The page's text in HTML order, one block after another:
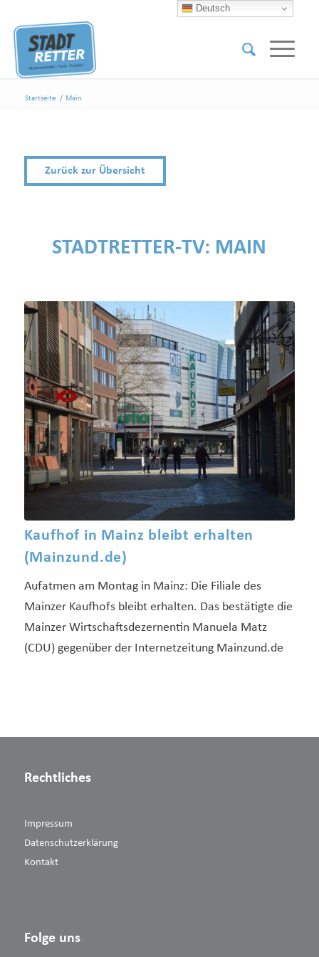
Startseite / Main
Zurück zur Übersicht
STADTRETTER-TV: MAIN
Kaufhof in Mainz bleibt erhalten
(Mainzund.de)
Aufatmen am Montag in Mainz: Die Filiale des
Mainzer Kaufhofs bleibt erhalten. Das bestätigte die
Mainzer Wirtschaftsdezernentin Manuela Matz
(CDU) gegenüber der Internetzeitung Mainzund.de
Rechtliches
Impressum
Datenschutzerklärung
Kontakt
Folge uns
Deutsch